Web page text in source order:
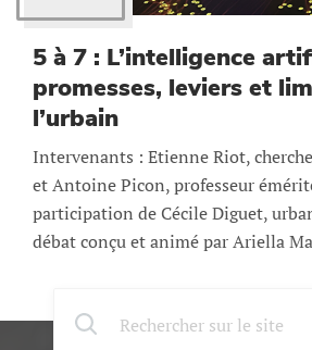
5 à 7 : L’intelligence
promesses, leviers et
l’urbain
Intervenants : Etienne Riot,
et Antoine Picon, professeur
participation de Cécile Diguet,
débat conçu et animé par Ariella